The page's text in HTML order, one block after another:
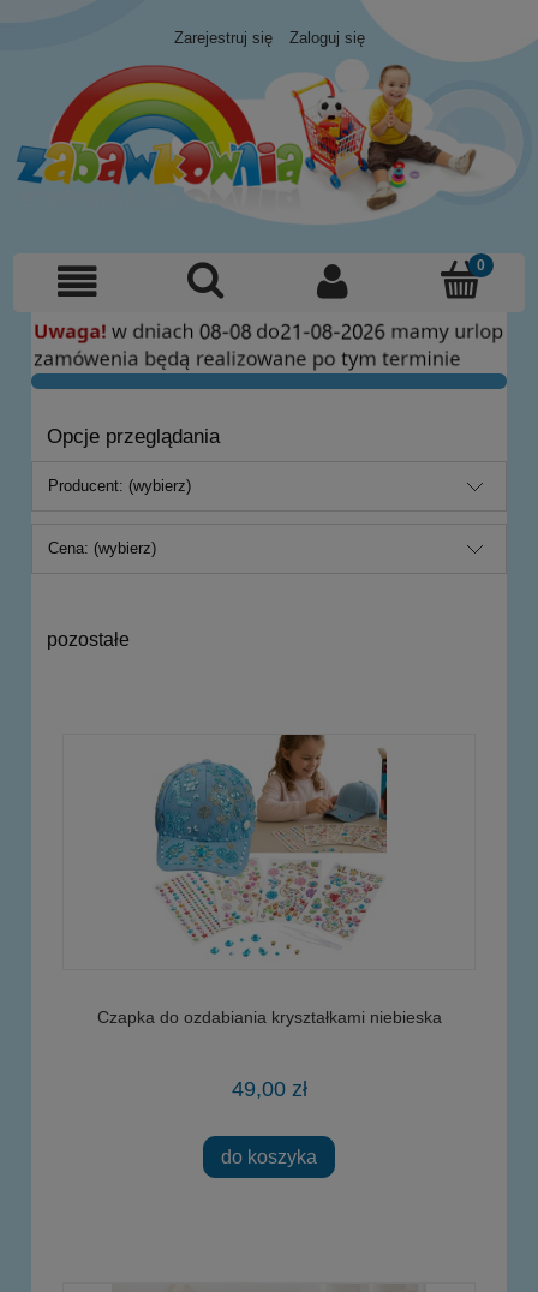
Zarejestruj się Zaloguj się
Opcje przeglądania
Producent: (wybierz)
Cena: (wybierz)
pozostałe
Czapka do ozdabiania kryształkami niebieska
49,00 zł
do koszyka